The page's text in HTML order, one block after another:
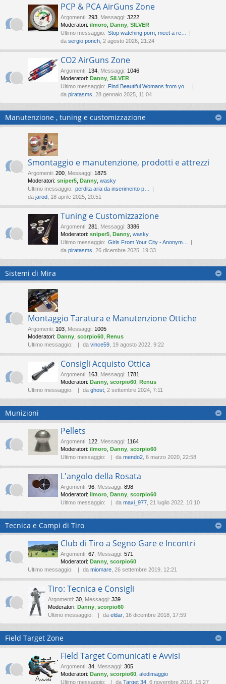
PCP & PCA AirGuns Zone
Argomenti: 293 Messaggi: 3222
Moderatori: ilmoro Danny SILVER
Ultimo messaggio: Stop watching porn, meet a re…
da sergio.ponch , 2 agosto 2026, 21:24
CO2 AirGuns Zone
Argomenti: 134 Messaggi: 1046
Moderatori: Danny SILVER
Ultimo messaggio: Find Beautiful Womans from yo…
da piratasms , 28 gennaio 2025, 11:04
Manutenzione , tuning e customizzazione
Smontaggio e manutenzione, prodotti e attrezzi
Argomenti: 200 Messaggi: 1875
Moderatori: sniper5 Danny wasky
Ultimo messaggio: perdita aria da inserimento p…
da jarod , 18 aprile 2025, 20:51
Tuning e Customizzazione
Argomenti: 281 Messaggi: 3386
Moderatori: sniper5 Danny wasky
Ultimo messaggio: Girls From Your City - Anonym…
da piratasms , 26 dicembre 2025, 19:33
Sistemi di Mira
Montaggio Taratura e Manutenzione Ottiche
Argomenti: 103 Messaggi: 1005
Moderatori: Danny scorpio60 Renus
Ultimo messaggio:
da vince59 , 19 agosto 2022, 9:22
Consigli Acquisto Ottica
Argomenti: 163 Messaggi: 1781
Moderatori: Danny scorpio60 Renus
Ultimo messaggio:
da ghost , 2 settembre 2024, 7:11
Munizioni
Pellets
Argomenti: 122 Messaggi: 1164
Moderatori: ilmoro Danny scorpio60
Ultimo messaggio:
da mendo2 , 6 marzo 2020, 22:58
L'angolo della Rosata
Argomenti: 96 Messaggi: 898
Moderatori: ilmoro Danny scorpio60
Ultimo messaggio:
da maxi_977 , 21 luglio 2022, 10:10
Tecnica e Campi di Tiro
Club di Tiro a Segno Gare e Incontri
Argomenti: 67 Messaggi: 571
Moderatori: Danny scorpio60
Ultimo messaggio:
da miomare , 26 settembre 2019, 12:21
Tiro: Tecnica e Consigli
Argomenti: 30 Messaggi: 339
Moderatori: Danny scorpio60
Ultimo messaggio:
da eldar , 16 dicembre 2018, 17:59
Field Target Zone
Field Target Comunicati e Avvisi
Argomenti: 34 Messaggi: 305
Moderatori: Danny scorpio60 aledimaggio
Ultimo messaggio:
da Target 34 , 6 novembre 2016, 15:27